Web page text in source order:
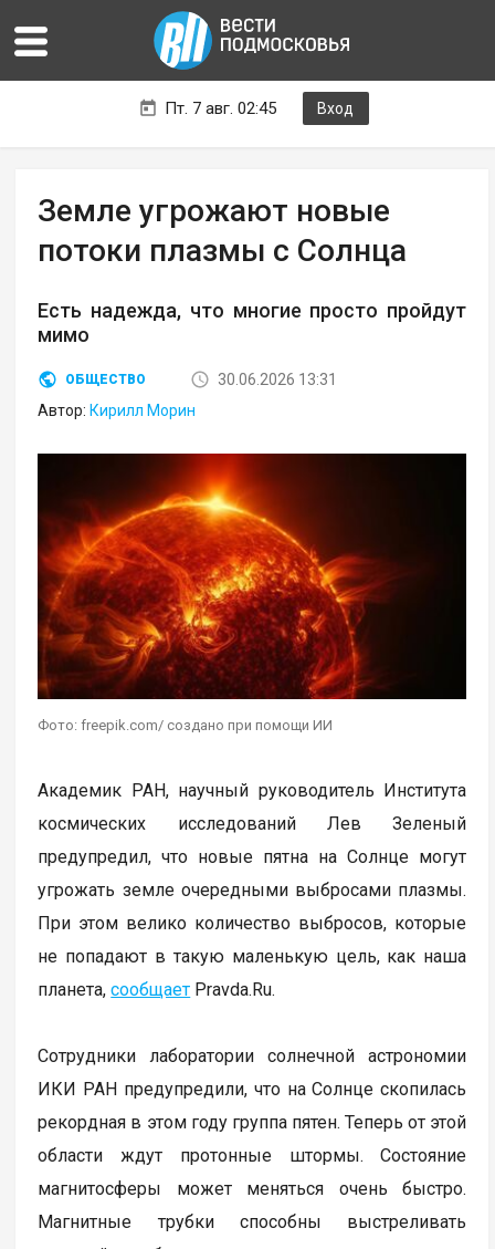
Пт. 7 авг. 02:45 Вход
Земле угрожают новые
потоки плазмы с Солнца
Есть надежда, что многие просто пройдут
мимо
ОБЩЕСТВО
30.06.2026 13:31
Автор: Кирилл Морин
Фото: freepik.com/ создано при помощи ИИ
Академик РАН, научный руководитель Института
космических исследований Лев Зеленый
предупредил, что новые пятна на Солнце могут
угрожать земле очередными выбросами плазмы.
При этом велико количество выбросов, которые
не попадают в такую маленькую цель, как наша
планета,сообщает Pravda.Ru.
Сотрудники лаборатории солнечной астрономии
ИКИ РАН предупредили, что на Солнце скопилась
рекордная в этом году группа пятен. Теперь от этой
области ждут протонные штормы. Состояние
магнитосферы может меняться очень быстро.
Магнитные трубки способны выстреливать